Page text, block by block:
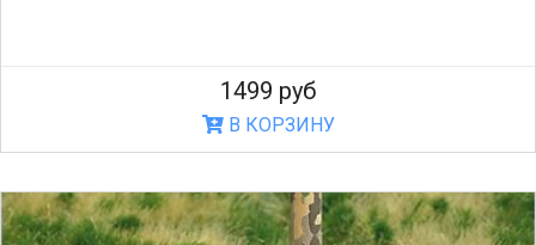
1499 руб
В КОРЗИНУ